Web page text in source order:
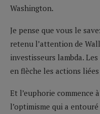
Washington.
Je pense que vous le
retenu l’attention de
investisseurs lambda.
en flèche les actions
Et l’euphorie commence
l’optimisme qui a